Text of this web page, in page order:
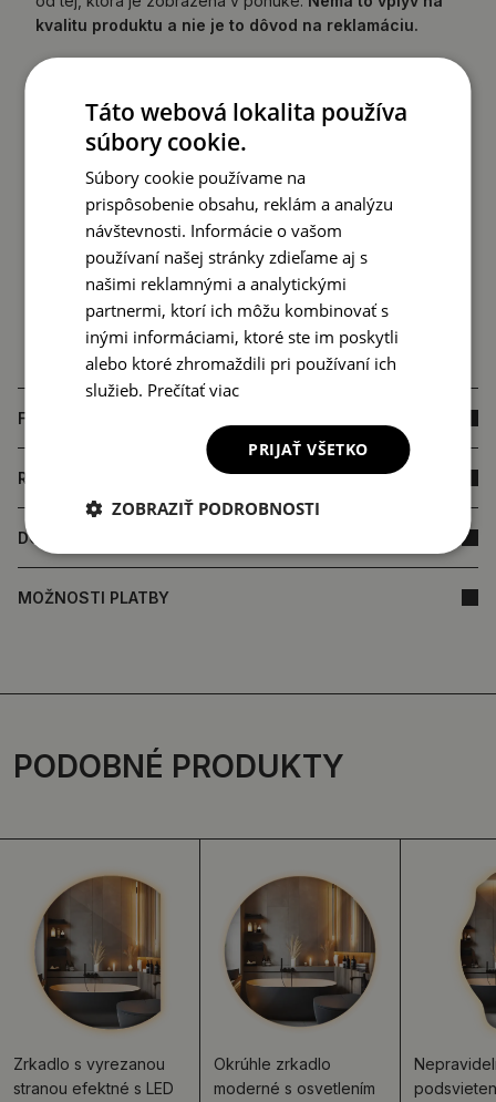
kvalitu produktu a nie je to dôvod na reklamáciu.
FAQ
ROZMERY PRODUKTU
DORUČENIE
MOŽNOSTI PLATBY
PODOBNÉ PRODUKTY
Zrkadlo s vyrezanou
stranou efektné s LED
Okrúhle zrkadlo
moderné s osvetlením
Táto webová lokalita používa
súbory cookie.
Súbory cookie používame na
prispôsobenie obsahu, reklám a analýzu
návštevnosti. Informácie o vašom
používaní našej stránky zdieľame aj s
našimi reklamnými a analytickými
partnermi, ktorí ich môžu kombinovať s
inými informáciami, ktoré ste im poskytli
alebo ktoré zhromaždili pri používaní ich
služieb. Prečítať viac
PRIJAŤ VŠETKO
ZOBRAZIŤ PODROBNOSTI